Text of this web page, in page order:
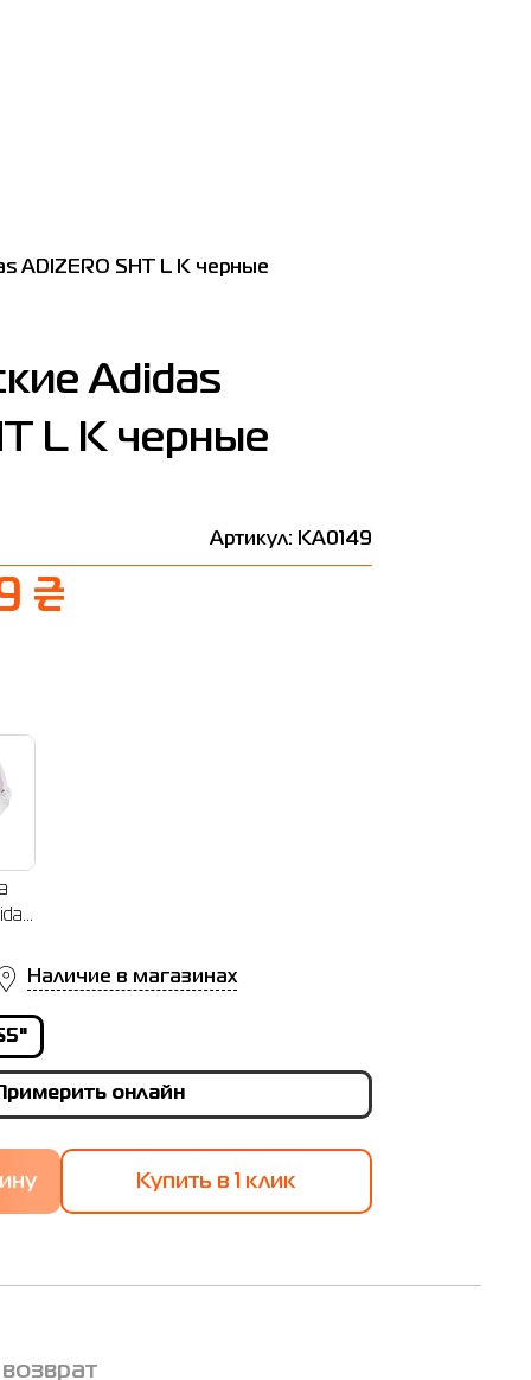
ADIZERO SHT L K черные
Adidas
L K черные
Артикул: KA0149
₴
W
Наличие в магазинах
Примерить онлайн
Купить в 1 клик